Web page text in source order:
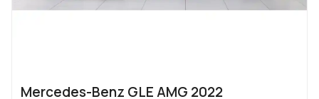
Mercedes-Benz GLE AMG 2022